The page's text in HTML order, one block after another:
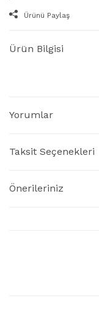
Ürünü Paylaş
Ürün Bilgisi
Yorumlar
Taksit Seçenekleri
Önerileriniz